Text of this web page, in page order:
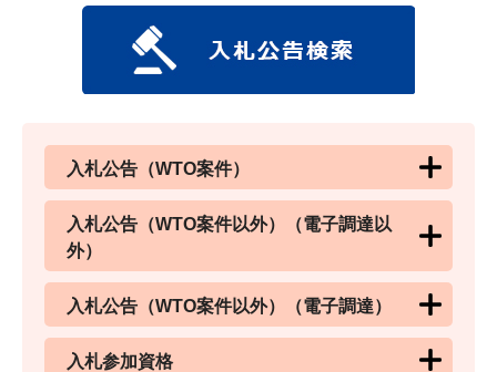
入札公告（WTO案件）
入札公告（WTO案件以外）（電子調達以
外）
入札公告（WTO案件以外）（電子調達）
入札参加資格